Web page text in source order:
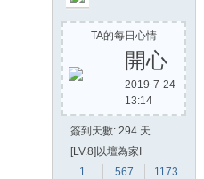
TA的每日心情
開心
2019-7-24
13:14
簽到天數: 294 天
[LV.8]以壇為家I
1
567
1173